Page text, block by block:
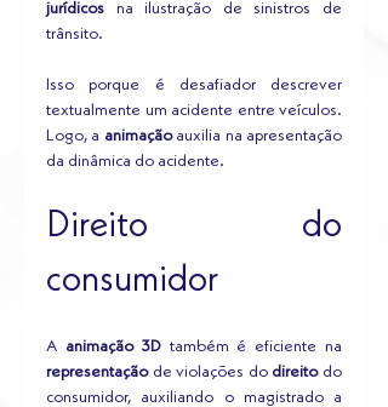
jurídicos na ilustração de sinistros de
trânsito.
Isso porque é desafiador descrever
textualmente um acidente entre veículos.
Logo, a animação auxilia na apresentação
da dinâmica do acidente.
Direito do
consumidor
A animação 3D
representação de violações do direito do
consumidor, auxiliando o magistrado a